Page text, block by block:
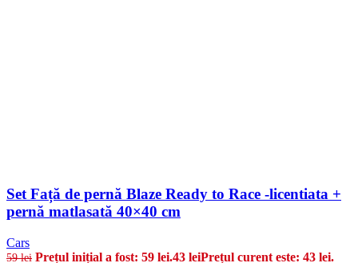
Set Față de pernă Blaze Ready to Race -licentiata +
pernă matlasată 40×40 cm
Cars
59lei Prețul inițial a fost: 59 lei.43 leiPrețul curent este: 43 lei.